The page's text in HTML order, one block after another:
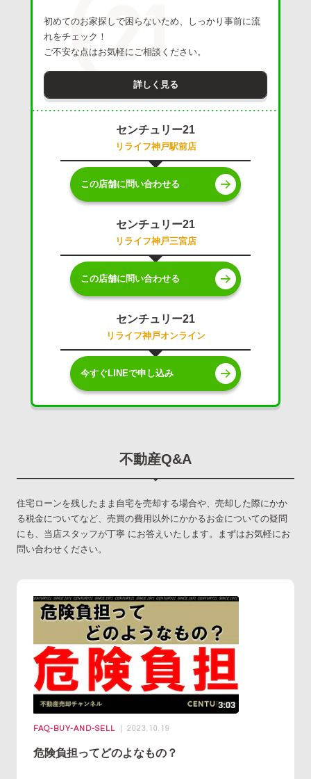
初めてのお家探しで困らないため、しっかり事前に流
れをチェック！
ご不安な点はお気軽にご相談ください。
詳しく見る
センチュリー21
リライフ神戸駅前店
この店舗に問い合わせる
センチュリー21
リライフ神戸三宮店
この店舗に問い合わせる
センチュリー21
リライフ神戸オンライン
今すぐLINEで申し込み
不動産Q&A
住宅ローンを残したまま自宅を売却する場合や、売却した際にかか
る税金についてなど、売買の費用以外にかかるお金についての疑問
にも、当店スタッフが丁寧 にお答えいたします。まずはお気軽にお
問い合わせください。
FAQ-BUY-AND-SELL 2023.10.19
危険負担ってどのよなもの？